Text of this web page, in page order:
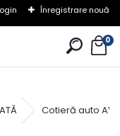
Înregistrare nouă
0
Cotieră auto